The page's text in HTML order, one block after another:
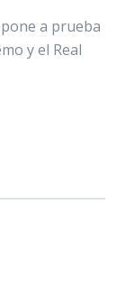
a prueba
y el Real